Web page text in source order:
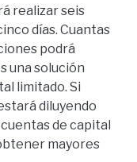
realizar seis
días. Cuantas
podrá
una solución
limitado. Si
diluyendo
de capital
mayores